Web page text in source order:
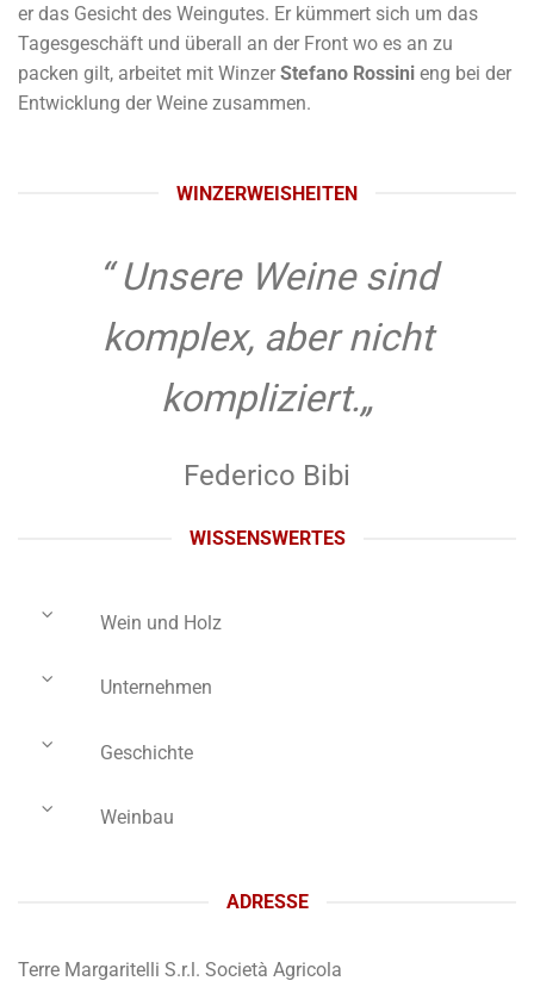
er das Gesicht des Weingutes. Er kümmert sich um das
Tagesgeschäft und überall an der Front wo es an zu
packen gilt, arbeitet mit Winzer Stefano Rossini eng bei der
Entwicklung der Weine zusammen.
WINZERWEISHEITEN
“ Unsere Weine sind
komplex, aber nicht
kompliziert.„
Federico Bibi
WISSENSWERTES
Wein und Holz
Unternehmen
Geschichte
Weinbau
ADRESSE
Terre Margaritelli S.r.l. Società Agricola